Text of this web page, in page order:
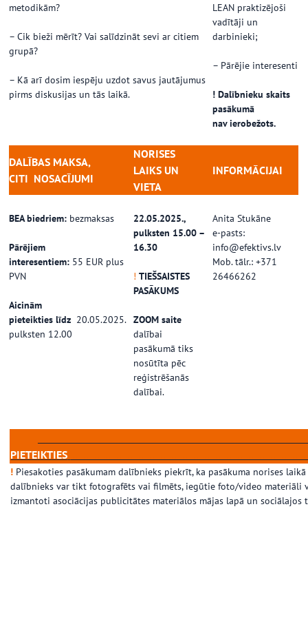
metodikām?
– Cik bieži mērīt? Vai salīdzināt sevi ar citiem
grupā?
– Kā arī dosim iespēju uzdot savus jautājumus
pirms diskusijas un tās laikā.
LEAN praktizējoši
vadītāji un
darbinieki;
– Pārējie interesenti
! Dalībnieku skaits
pasākumā
nav ierobežots.
DALĪBAS MAKSA,
CITI NOSACĪJUMI
NORISES
LAIKS UN
VIETA
INFORMĀCIJAI
BEA biedriem: bezmaksas
Pārējiem
interesentiem: 55 EUR plus
PVN
Aicinām
pieteikties līdz 20.05.2025.
pulksten 12.00
22.05.2025.,
pulksten 15.00 –
16.30
!TIEŠSAISTES
PASĀKUMS
ZOOM saite
dalībai
pasākumā tiks
nosūtīta pēc
reģistrēšanās
dalībai.
Anita Stukāne
e-pasts:
info@efektivs.lv
Mob. tālr.: +371
26466262
PIETEIKTIES
! Piesakoties pasākumam dalībnieks piekrīt, ka pasākuma norises laikā
dalībnieks var tikt fotografēts vai filmēts, iegūtie foto/video materiāli
izmantoti asociācijas publicitātes materiālos mājas lapā un sociālajos